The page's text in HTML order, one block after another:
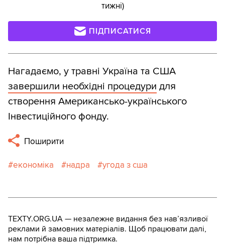
тижні)
ПІДПИСАТИСЯ
Нагадаємо, у травні Україна та США
завершили необхідні процедури для
створення Американсько-українського
Інвестиційного фонду.
Поширити
економіка надра угода з сша
TEXTY.ORG.UA — незалежне видання без навʼязливої
реклами й замовних матеріалів. Щоб працювати далі,
нам потрібна ваша підтримка.